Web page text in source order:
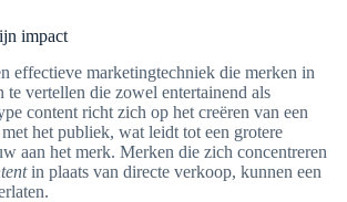
impact
effectieve marketingtechniek die merken in
te vertellen die zowel entertainend als
content richt zich op het creëren van een
het publiek, wat leidt tot een grotere
aan het merk. Merken die zich concentreren
in plaats van directe verkoop, kunnen een